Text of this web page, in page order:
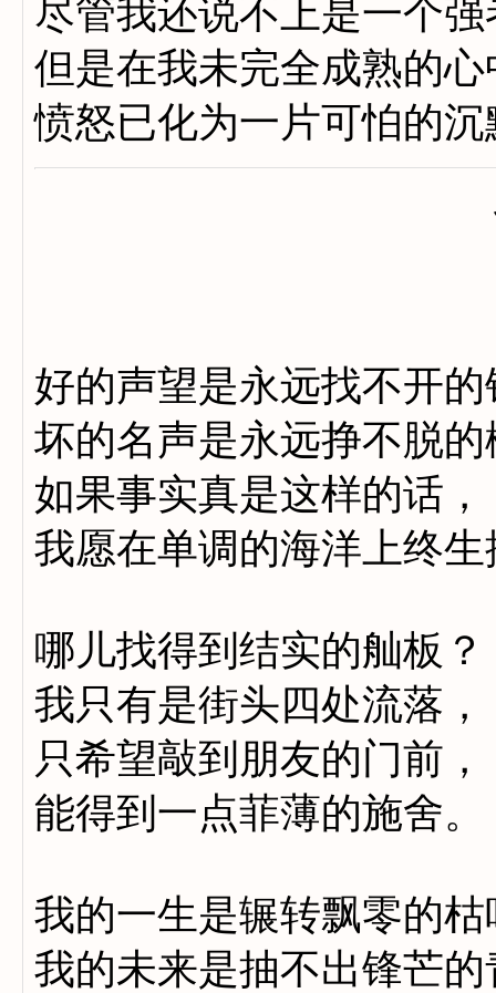
尽管我还说不上是一个强
但是在我未完全成熟的心
愤怒已化为一片可怕的沉
好的声望是永远找不开
坏的名声是永远挣不脱的
如果事实真是这样的话，
我愿在单调的海洋上终
哪儿找得到结实的舢板？
我只有是街头四处流落，
只希望敲到朋友的门前，
能得到一点菲薄的施舍。
我的一生是辗转飘零的枯
我的未来是抽不出锋芒的